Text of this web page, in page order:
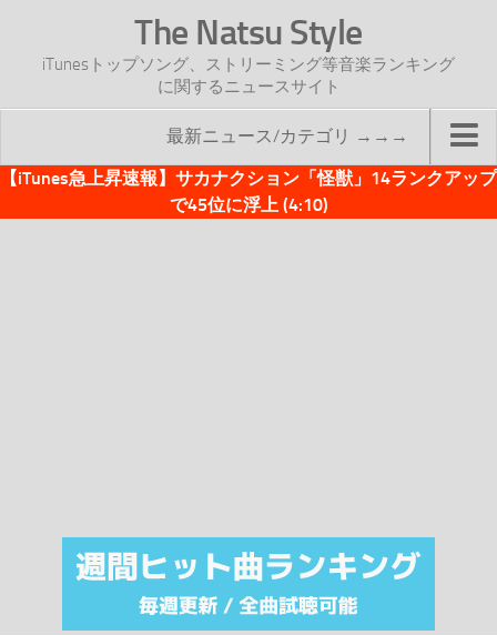
The Natsu Style
iTunesトップソング、ストリーミング等音楽ランキング
に関するニュースサイト
最新ニュース/カテゴリ →→→
TOP
注目カテゴリ
オリジナルiTunes週間トップソング
【iTunes急上昇速報】サカナクション「怪獣」14ランクアップ
で45位に浮上 (4:10)